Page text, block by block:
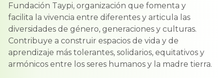
Fundación Taypi, organización que fomenta y
facilita la vivencia entre diferentes y articula las
diversidades de género, generaciones y culturas.
Contribuye a construir espacios de vida y de
aprendizaje más tolerantes, solidarios, equitativos y
armónicos entre los seres humanos y la madre tierra.